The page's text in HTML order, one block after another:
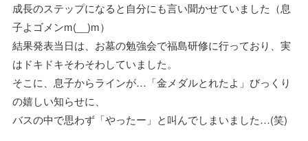
成長のステップになると自分にも言い聞かせていました（息
子よゴメンm(__)m）
結果発表当日は、お墓の勉強会で福島研修に行っており、実
はドキドキそわそわしていました。
そこに、息子からラインが…「金メダルとれたよ」びっくり
の嬉しい知らせに、
バスの中で思わず「やったー」と叫んでしまいました…(笑)